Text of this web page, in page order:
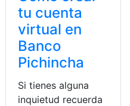
tu cuenta
virtual en
Banco
Pichincha
Si tienes alguna
inquietud recuerda